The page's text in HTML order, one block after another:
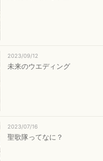
2023/09/12
未来のウエディング
2023/07/16
聖歌隊ってなに？